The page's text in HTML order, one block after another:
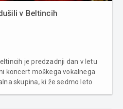
v Beltincih
je predzadnji dan v letu
koncert moškega vokalnega
skupina, ki že sedmo leto